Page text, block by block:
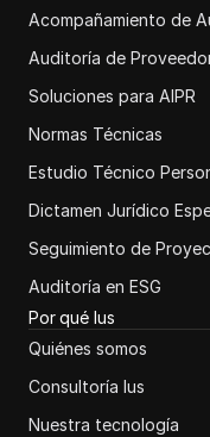
Acompañamiento de
Auditoría de
Soluciones para AIPR
Normas Técnicas
Estudio Técnico
Dictamen Jurídico
Seguimiento de
Auditoría en ESG
Por qué Ius
Quiénes somos
Consultoría Ius
Nuestra tecnología